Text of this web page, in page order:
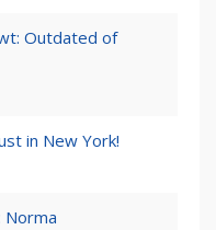
Outdated of
in New York!
Norma